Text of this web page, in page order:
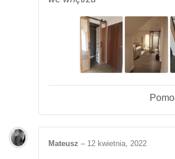
Mateusz – 12 kwietnia, 2022